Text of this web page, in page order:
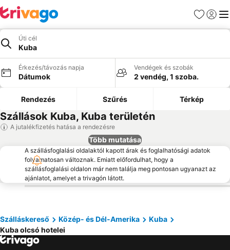
Kedvencek
Úti cél
Kuba
Érkezés/távozás napja
Dátumok
Vendégek és szobák
2 vendég, 1 szoba.
Rendezés Szűrés Térkép
Szállások Kuba, Kuba területén
A jutalékfizetés hatása a rendezésre
Több mutatása
A szállásfoglalási oldalaktól kapott árak és foglalhatósági adatok
folyamatosan változnak. Emiatt előfordulhat, hogy a
szállásfoglalási oldalon már nem találja meg pontosan ugyanazt az
ajánlatot, amelyet a trivagón látott.
Szálláskereső Közép- és Dél-Amerika
Kuba
Kuba olcsó hotelei